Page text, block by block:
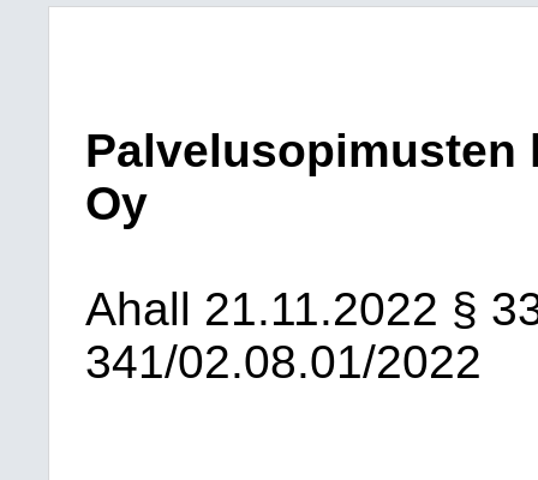
Palvelusopimusten
Oy
Ahall 21.11.2022 §
341/02.08.01/2022